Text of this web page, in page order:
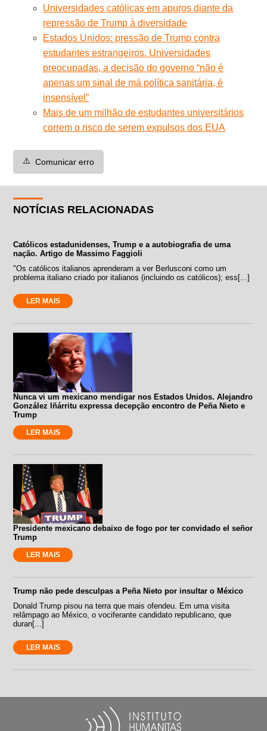
Universidades católicas em apuros diante da
repressão de Trump à diversidade
Estados Unidos: pressão de Trump contra
estudantes estrangeiros. Universidades
preocupadas, a decisão do governo “não é
apenas um sinal de má política sanitária, é
insensível”
Mais de um milhão de estudantes universitários
correm o risco de serem expulsos dos EUA
⚠️ Comunicar erro
NOTÍCIAS RELACIONADAS
Católicos estadunidenses, Trump e a autobiografia de uma
nação. Artigo de Massimo Faggioli
"Os católicos italianos aprenderam a ver Berlusconi como um
problema italiano criado por italianos (incluindo os católicos); ess[...]
LER MAIS
Nunca vi um mexicano mendigar nos Estados Unidos. Alejandro
González Iñárritu expressa decepção encontro de Peña Nieto e
Trump
LER MAIS
Presidente mexicano debaixo de fogo por ter convidado el señor
Trump
LER MAIS
Trump não pede desculpas a Peña Nieto por insultar o México
Donald Trump pisou na terra que mais ofendeu. Em uma visita
relâmpago ao México, o vociferante candidato republicano, que
duran[...]
LER MAIS